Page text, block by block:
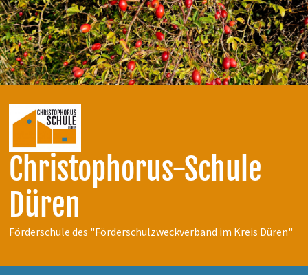
Zum
Inhalt
springen
Christophorus-Schule
Düren
Förderschule des "Förderschulzweckverband im Kreis Düren"